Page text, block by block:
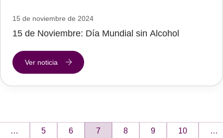
15 de noviembre de 2024
15 de Noviembre: Día Mundial sin Alcohol
Ver noticia
… 5 6 7 8 9 10 …